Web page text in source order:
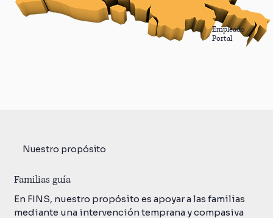
Empleado
Portal
Nuestro propósito
Familias guía
En FINS, nuestro propósito es apoyar a las familias
mediante una intervención temprana y compasiva